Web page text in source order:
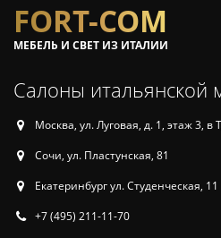
FORT-COM
МЕБЕЛЬ И СВЕТ ИЗ ИТАЛИИ
Салоны итальянской
Москва, ул. Луговая, д. 1, этаж 3, в
Сочи, ул. Пластунская, 81
Екатеринбург ул. Студенческая, 11
+7 (495) 211-11-70